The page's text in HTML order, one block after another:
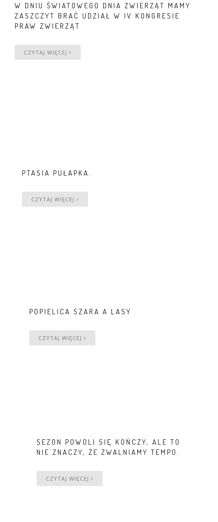
W DNIU ŚWIATOWEGO DNIA ZWIERZĄT MAMY
ZASZCZYT BRAĆ UDZIAŁ W IV KONGRESIE
PRAW ZWIERZĄT
CZYTAJ WIĘCEJ
PTASIA PUŁAPKA.
CZYTAJ WIĘCEJ
POPIELICA SZARA A LASY
CZYTAJ WIĘCEJ
SEZON POWOLI SIĘ KOŃCZY, ALE TO
NIE ZNACZY, ŻE ZWALNIAMY TEMPO.
CZYTAJ WIĘCEJ